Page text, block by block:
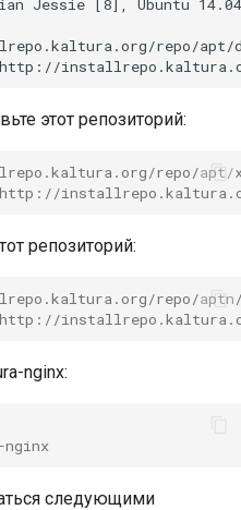
repo/apt/
этот репозиторий:
repo/apt/
http://
репозиторий:
repo/
http://
nginx:
следующими